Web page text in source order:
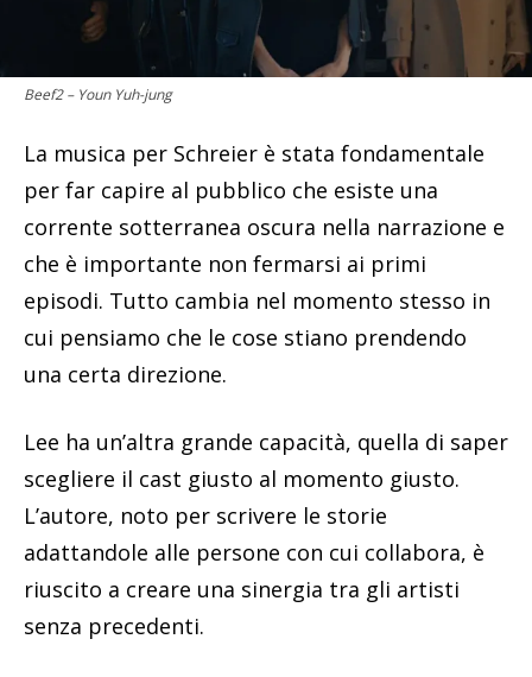
Beef2 – Youn Yuh-jung
La musica per Schreier è stata fondamentale
per far capire al pubblico che esiste una
corrente sotterranea oscura nella narrazione e
che è importante non fermarsi ai primi
episodi. Tutto cambia nel momento stesso in
cui pensiamo che le cose stiano prendendo
una certa direzione.
Lee ha un’altra grande capacità, quella di saper
scegliere il cast giusto al momento giusto.
L’autore, noto per scrivere le storie
adattandole alle persone con cui collabora, è
riuscito a creare una sinergia tra gli artisti
senza precedenti.